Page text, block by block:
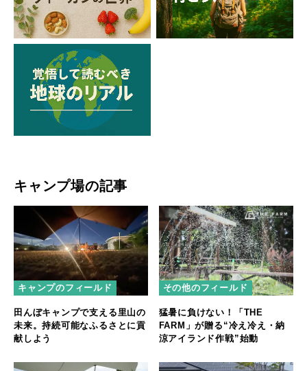
キャンプ場の記事
キャンプのフィールド
田んぼキャンプで支える里山の
未来。持続可能なふるさとに貢
献しよう
その他のフィールド
猛暑に負けない！「THE
FARM」が贈る“冷え冷え・納
涼アイランド作戦”始動